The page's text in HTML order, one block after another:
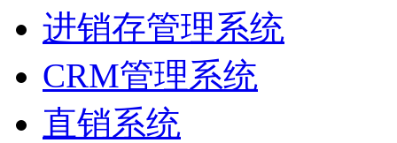
进销存管理系统
CRM管理系统
直销系统